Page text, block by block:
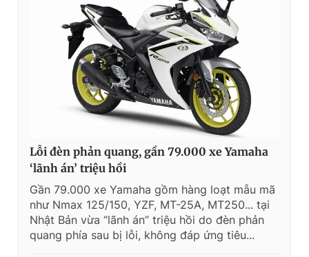
Lỗi đèn phản quang, gần 79.000 xe Yamaha
‘lãnh án’ triệu hồi
Gần 79.000 xe Yamaha gồm hàng loạt mẫu mã
như Nmax 125/150, YZF, MT-25A, MT250... tại
Nhật Bản vừa “lãnh án” triệu hồi do đèn phản
quang phía sau bị lỗi, không đáp ứng tiêu...